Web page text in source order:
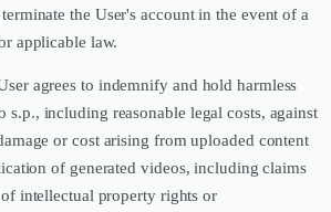
the User's account in the event of a
applicable law.
agrees to indemnify and hold harmless
including reasonable legal costs, against
or cost arising from uploaded content
of generated videos, including claims
intellectual property rights or